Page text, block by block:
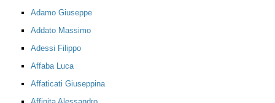
Adamo Giuseppe
Addato Massimo
Adessi Filippo
Affaba Luca
Affaticati Giuseppina